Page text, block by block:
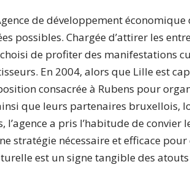
de développement
possibles. Chargée d’attirer les
de profiter des manifestations
En 2004, alors que Lille est
consacrée à Rubens pour
que leurs partenaires bruxellois,
l’agence a pris l’habitude de
stratégie nécessaire et efficace
est un signe tangible des